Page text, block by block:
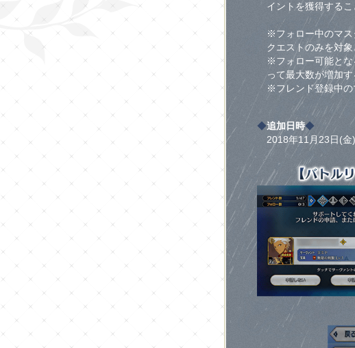
イントを獲得する
※フォロー中のマス
クエストのみを対
※フォロー可能とな
って最大数が増加す
※フレンド登録中の
◆追加日時◆
2018年11月23日(金